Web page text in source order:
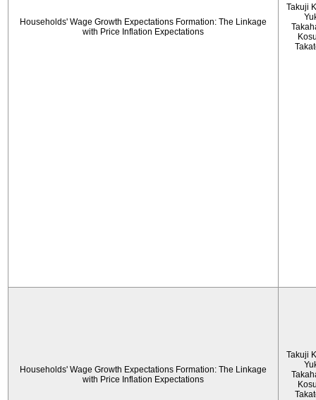
Households' Wage Growth Expectations Formation: The Linkage
with Price Inflation Expectations
Takuji
Households' Wage Growth Expectations Formation: The Linkage
with Price Inflation Expectations
Takuji